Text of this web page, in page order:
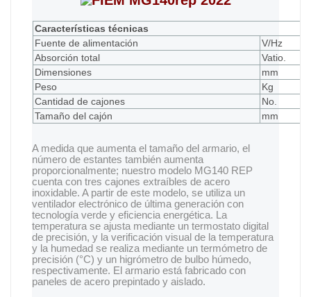
Características técnicas
Fuente de alimentación
V/Hz
Absorción total
Vatio.
Dimensiones
mm
Peso
Kg
Cantidad de cajones
No.
Tamaño del cajón
mm
A medida que aumenta el tamaño del armario, el
número de estantes también aumenta
proporcionalmente; nuestro modelo MG140 REP
cuenta con tres cajones extraíbles de acero
inoxidable. A partir de este modelo, se utiliza un
ventilador electrónico de última generación con
tecnología verde y eficiencia energética. La
temperatura se ajusta mediante un termostato digital
de precisión, y la verificación visual de la temperatura
y la humedad se realiza mediante un termómetro de
precisión (°C) y un higrómetro de bulbo húmedo,
respectivamente. El armario está fabricado con
paneles de acero prepintado y aislado.